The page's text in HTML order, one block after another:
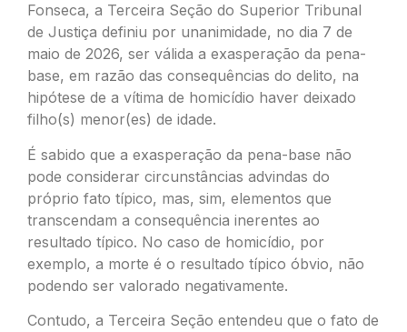
Fonseca, a Terceira Seção do Superior Tribunal
de Justiça definiu por unanimidade, no dia 7 de
maio de 2026, ser válida a exasperação da pena-
base, em razão das consequências do delito, na
hipótese de a vítima de homicídio haver deixado
filho(s) menor(es) de idade.
É sabido que a exasperação da pena-base não
pode considerar circunstâncias advindas do
próprio fato típico, mas, sim, elementos que
transcendam a consequência inerentes ao
resultado típico. No caso de homicídio, por
exemplo, a morte é o resultado típico óbvio, não
podendo ser valorado negativamente.
Contudo, a Terceira Seção entendeu que o fato de